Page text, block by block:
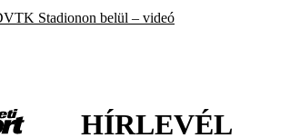
Stadionon belül – videó
HÍRLEVÉL